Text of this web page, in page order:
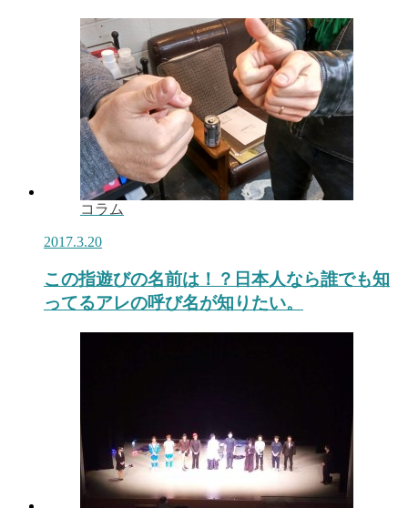
コラム
2017.3.20
この指遊びの名前は！？日本人なら誰でも知
ってるアレの呼び名が知りたい。